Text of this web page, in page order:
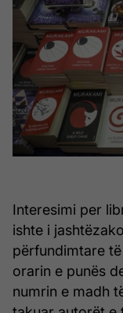
Interesimi per
ishte i
përfundimtare
orarin e punës
numrin e madh